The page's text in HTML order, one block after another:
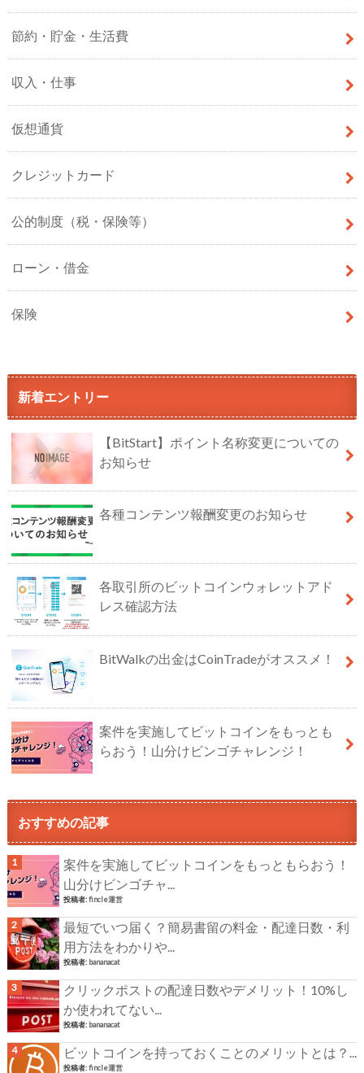
節約・貯金・生活費
収入・仕事
仮想通貨
クレジットカード
公的制度（税・保険等）
ローン・借金
保険
新着エントリー
【BitStart】ポイント名称変更についての
お知らせ
各種コンテンツ報酬変更のお知らせ
各取引所のビットコインウォレットアド
レス確認方法
BitWalkの出金はCoinTradeがオススメ！
案件を実施してビットコインをもっとも
らおう！山分けビンゴチャレンジ！
おすすめの記事
案件を実施してビットコインをもっともらおう！
山分けビンゴチャ...
投稿者:fincle運営
最短でいつ届く？簡易書留の料金・配達日数・利
用方法をわかりや...
投稿者: bananacat
クリックポストの配達日数やデメリット！10%し
か使われてない...
投稿者: bananacat
ビットコインを持っておくことのメリットとは？...
投稿者:fincle運営